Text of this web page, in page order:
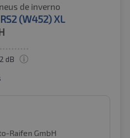
de inverno
(W452) XL
dB
Raifen GmbH